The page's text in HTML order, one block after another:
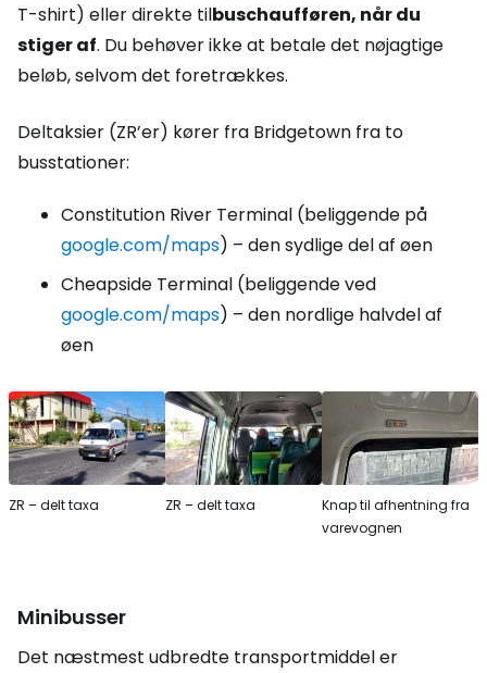
T-shirt) eller direkte tilbuschaufføren, når du
stiger af. Du behøver ikke at betale det nøjagtige
beløb, selvom det foretrækkes.
Deltaksier (ZR’er) kører fra Bridgetown fra to
busstationer:
Constitution River Terminal (beliggende på
google.com/maps) – den sydlige del af øen
Cheapside Terminal (beliggende ved
google.com/maps) – den nordlige halvdel af
øen
ZR – delt taxa ZR – delt taxa
Knap til afhentning fra
varevognen
Minibusser
Det næstmest udbredte transportmiddel er